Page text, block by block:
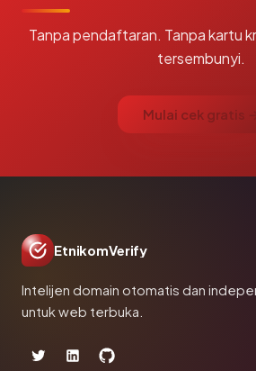
Tanpa pendaftaran. Tanpa kartu
tersembunyi.
Mulai cek gratis
EtnikomVerify
Intelijen domain otomatis dan
untuk web terbuka.